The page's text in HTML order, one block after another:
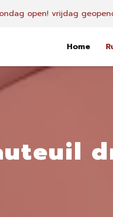
open! vrijdag
Home